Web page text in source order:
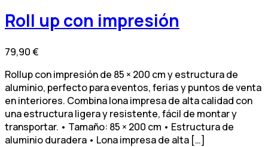
Roll up con impresión
79,90€
Rollup con impresión de 85 × 200 cm y estructura de
aluminio, perfecto para eventos, ferias y puntos de venta
en interiores. Combina lona impresa de alta calidad con
una estructura ligera y resistente, fácil de montar y
transportar. • Tamaño: 85 × 200 cm • Estructura de
aluminio duradera • Lona impresa de alta […]